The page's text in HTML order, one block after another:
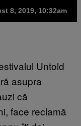
8, 2019, 10:32am
Untold
asupra
că
face reclamă